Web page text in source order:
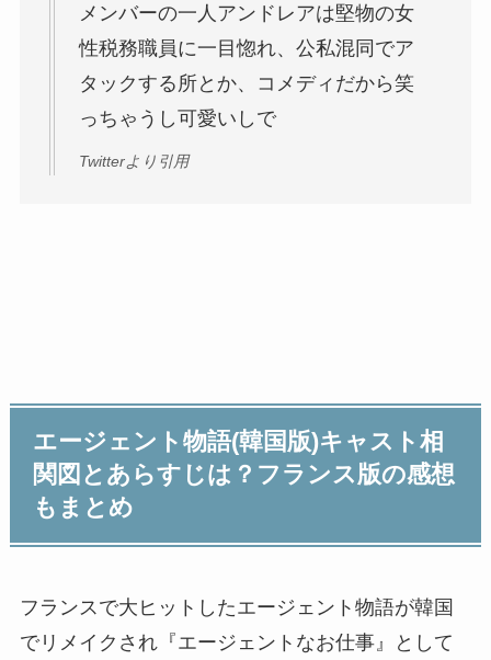
メンバーの一人アンドレアは堅物の女
性税務職員に一目惚れ、公私混同でア
タックする所とか、コメディだから笑
っちゃうし可愛いしで
Twitterより引用
エージェント物語(韓国版)キャスト相
関図とあらすじは？フランス版の感想
もまとめ
フランスで大ヒットしたエージェント物語が韓国
でリメイクされ『エージェントなお仕事』として